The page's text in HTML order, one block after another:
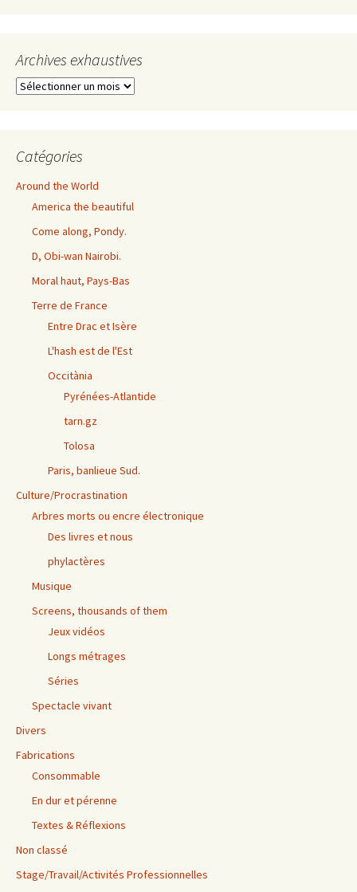
Archives exhaustives
Archives
Catégories
Around the World
America the beautiful
Come along, Pondy.
D, Obi-wan Nairobi.
Moral haut, Pays-Bas
Terre de France
Entre Drac et Isère
L'hash est de l'Est
Occitània
Pyrénées-Atlantide
tarn.gz
Tolosa
Paris, banlieue Sud.
Culture/Procrastination
Arbres morts ou encre électronique
Des livres et nous
phylactères
Musique
Screens, thousands of them
Jeux vidéos
Longs métrages
Séries
Spectacle vivant
Divers
Fabrications
Consommable
En dur et pérenne
Textes & Réflexions
Non classé
Stage/Travail/Activités Professionnelles